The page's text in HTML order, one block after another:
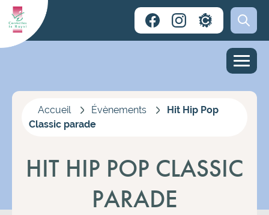
Accueil Évènements
Hit Hip Pop
Classic parade
HIT HIP POP CLASSIC
PARADE